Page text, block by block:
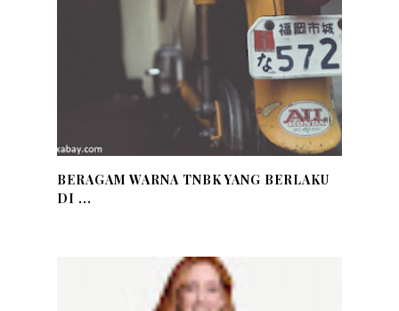
BERAGAM WARNA TNBK YANG BERLAKU
DI ...